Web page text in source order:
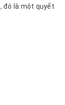
, đó là một quyết